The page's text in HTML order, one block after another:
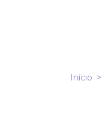
Início >